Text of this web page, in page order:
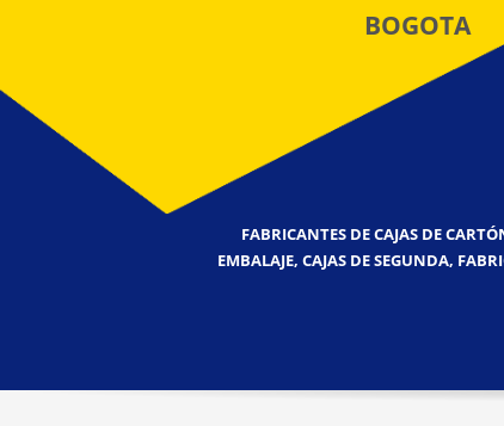
BOGOTA
FABRICANTES DE CAJAS DE
EMBALAJE, CAJAS DE SEGUNDA,